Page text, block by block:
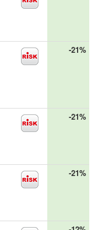
-21%
-21%
-21%